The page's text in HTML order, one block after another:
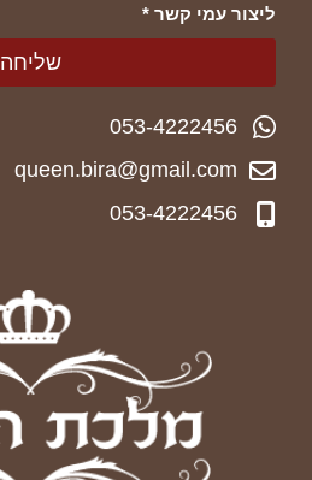
053-4222456
queen.bira@gmail.com
053-4222456
ליצור עמי קשר *
שליחה